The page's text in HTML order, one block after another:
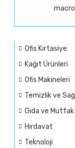
Ofis Kırtasiye
Kağıt Ürünleri
Ofis Makineleri
Temizlik ve
Gıda ve Mutfak
Hırdavat
Teknoloji